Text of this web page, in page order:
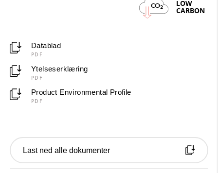
CO2 LOW
CARBON
Datablad
PDF
Ytelseserklæring
PDF
Product Environmental Profile
PDF
Last ned alle dokumenter